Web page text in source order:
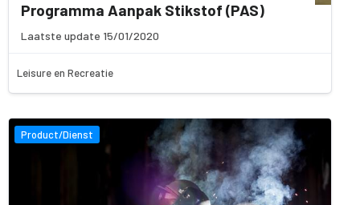
Programma Aanpak Stikstof (PAS)
Laatste update 15/01/2020
Leisure en Recreatie
Product/Dienst